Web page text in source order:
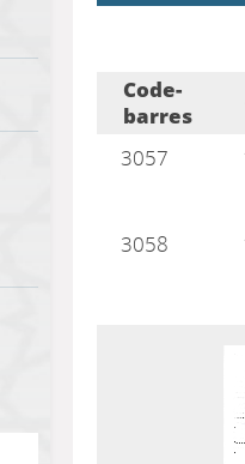
Code-
barres
3057
3058